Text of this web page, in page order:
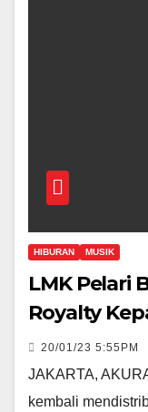
HIBURAN MUSIK
LMK Pelari
Royalty
20/01/23 5:55PM
JAKARTA,
kembali